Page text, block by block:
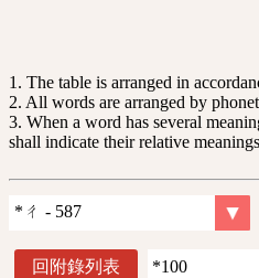
1. The table is arranged in
2. All words are arranged by
3. When a word has several
shall indicate their relative
回附錄列表